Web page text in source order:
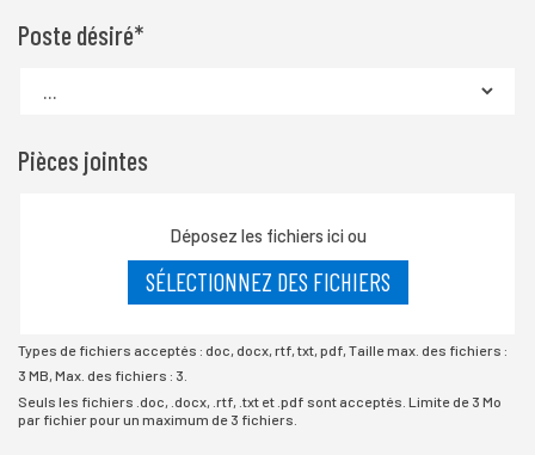
Poste désiré*
Pièces jointes
Déposez les fichiers ici ou
SÉLECTIONNEZ DES FICHIERS
Types de fichiers acceptés : doc, docx, rtf, txt, pdf, Taille max. des fichiers :
3 MB, Max. des fichiers : 3.
Seuls les fichiers .doc, .docx, .rtf, .txt et .pdf sont acceptés. Limite de 3 Mo
par fichier pour un maximum de 3 fichiers.